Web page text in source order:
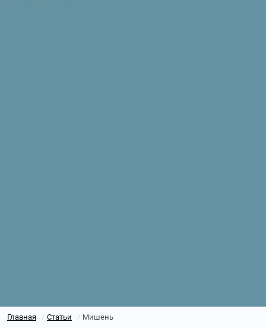
Главная / Статьи / Мишень